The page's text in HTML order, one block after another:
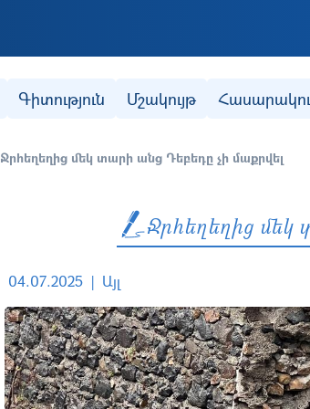
Գիտություն Մշակույթ
Ջրհեղեղից մեկ տարի անց Դեբեդը չի մաքրվել
Ջրհեղեղից մեկ
04.07.2025 Այլ